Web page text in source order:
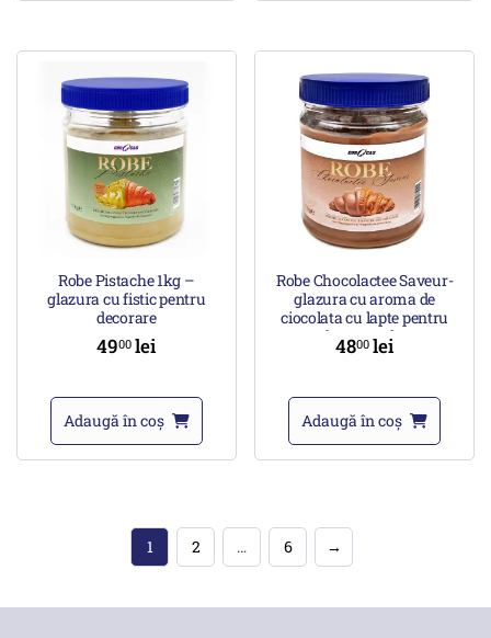
Robe Pistache 1kg –
glazura cu fistic pentru
decorare
4900lei
Adaugă în coș
Robe Chocolactee Saveur-
glazura cu aroma de
ciocolata cu lapte pentru
decorare 1kg
4800lei
Adaugă în coș
1 2 … 6 →